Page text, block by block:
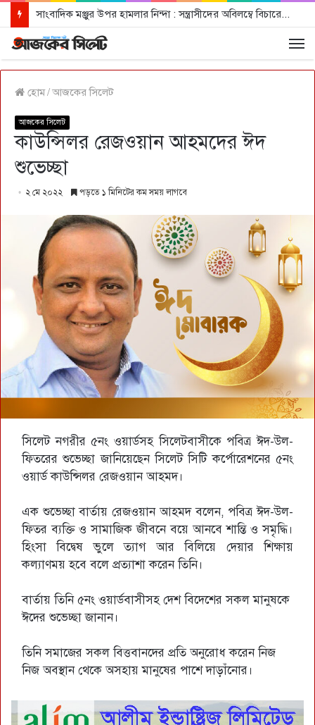
সাংবাদিক মঞ্জুর উপর হামলার নিন্দা : সন্ত্রাসীদের অবিলম্বে বিচারের আওতায় আনার দাবী
হোম/আজকের সিলেট
আজকের সিলেট
কাউন্সিলর রেজওয়ান আহমদের ঈদ
শুভেচ্ছা
২ মে ২০২২ পড়তে ১ মিনিটের কম সময় লাগবে
সিলেট নগরীর ৫নং ওয়ার্ডসহ সিলেটবাসীকে পবিত্র ঈদ-উল-
ফিতরের শুভেচ্ছা জানিয়েছেন সিলেট সিটি কর্পোরেশনের ৫নং
ওয়ার্ড কাউন্সিলর রেজওয়ান আহমদ।
এক শুভেচ্ছা বার্তায় রেজওয়ান আহমদ বলেন, পবিত্র ঈদ-উল-
ফিতর ব্যক্তি ও সামাজিক জীবনে বয়ে আনবে শান্তি ও সমৃদ্ধি।
হিংসা বিদ্বেষ ভুলে ত্যাগ আর বিলিয়ে দেয়ার শিক্ষায়
কল্যাণময় হবে বলে প্রত্যাশা করেন তিনি।
বার্তায় তিনি ৫নং ওয়ার্ডবাসীসহ দেশ বিদেশের সকল মানুষকে
ঈদের শুভেচ্ছা জানান।
তিনি সমাজের সকল বিত্তবানদের প্রতি অনুরোধ করেন নিজ
নিজ অবস্থান থেকে অসহায় মানুষের পাশে দাড়াঁনোর।